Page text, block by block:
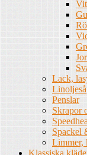
Lack,
Penslar
Skrapor
Spackel
Limmer,